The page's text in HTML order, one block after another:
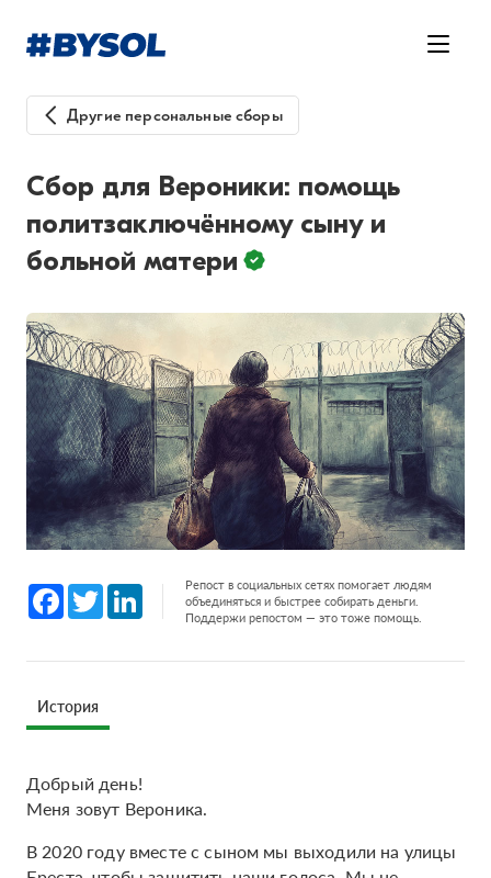
Другие персональные сборы
Сбор для Вероники: помощь
политзаключённому сыну и
больной матери
Facebook
Twitter LinkedInРепост в социальных сетях помогает людям
объединяться и быстрее собирать деньги.
Поддержи репостом — это тоже помощь.
История
Добрый день!
Меня зовут Вероника.
В 2020 году вместе с сыном мы выходили на улицы